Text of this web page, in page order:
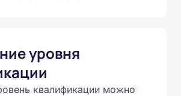
уровня
квалификации можно